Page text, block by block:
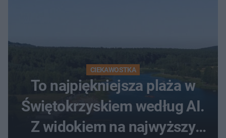
CIEKAWOSTKA
To najpiękniejsza plaża w
Świętokrzyskiem według AI.
Z widokiem na najwyższy